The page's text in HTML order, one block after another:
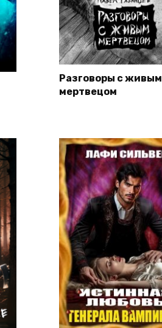
Разговоры с живым
мертвецом